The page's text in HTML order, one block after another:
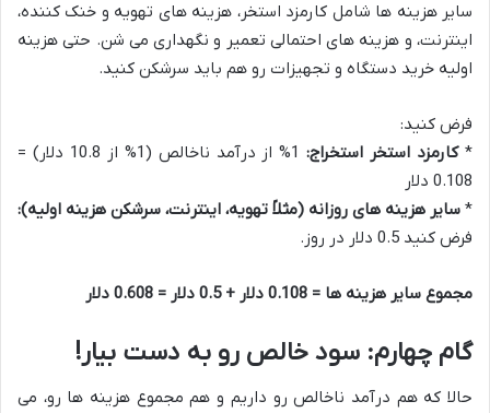
سایر هزینه ها شامل کارمزد استخر، هزینه های تهویه و خنک کننده،
اینترنت، و هزینه های احتمالی تعمیر و نگهداری می شن. حتی هزینه
اولیه خرید دستگاه و تجهیزات رو هم باید سرشکن کنید.
فرض کنید:
*کارمزد استخر استخراج:
1% از درآمد ناخالص (1% از 10.8 دلار) =
0.108 دلار
* سایر هزینه های روزانه (مثلاً تهویه، اینترنت، سرشکن هزینه اولیه):
فرض کنید 0.5 دلار در روز.
مجموع سایر هزینه ها = 0.108 دلار + 0.5 دلار = 0.608 دلار
گام چهارم: سود خالص رو به دست بیار!
حالا که هم درآمد ناخالص رو داریم و هم مجموع هزینه ها رو، می